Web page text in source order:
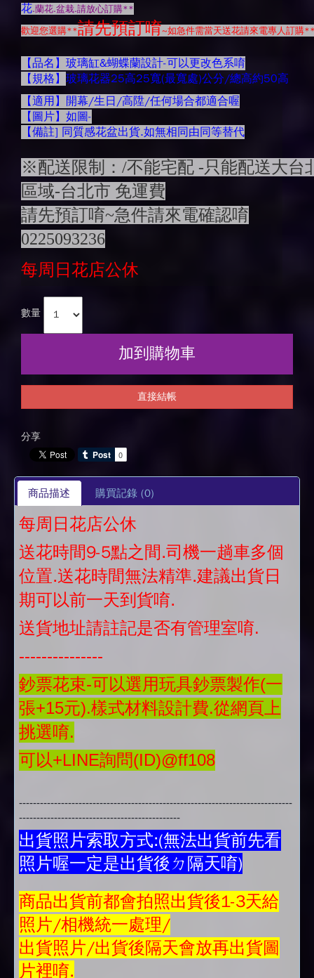
花.蘭花.盆栽.請放心訂購**
歡迎您選購**請先預訂唷~如急件需當天送花請來電專人訂購
【品名】玻璃缸&蝴蝶蘭設計-可以更改色系唷
【規格】 玻璃花器25高25寬(最寬處)公分/總高約50高
【適用】開幕/生日/高陞/任何場合都適合喔
【圖片】如圖-
【備註] 同質感花盆出貨.如無相同由同等替代
※配送限制：/不能宅配 -只能配送大台
區域-台北市 免運費
請先預訂唷~急件請來電確認唷
0225093236
每周日花店公休
數量
加到購物車
直接結帳
分享
商品描述 購買記錄(0)
每周日花店公休
送花時間9-5點之間.司機一趟車多個
位置.送花時間無法精準.建議出貨日
期可以前一天到貨唷.
送貨地址請註記是否有管理室唷.
---------------
鈔票花束-可以選用玩具鈔票製作(一
張+15元).樣式材料設計費.從網頁上
挑選唷.
可以+LINE詢問(ID)@ff108
------------------------------------------------------------------------------
----------------------------------------------
出貨照片索取方式:(無法出貨前先看
照片喔一定是出貨後ㄉ隔天唷)
商品出貨前都會拍照出貨後1-3天給
照片/相機統一處理/
出貨照片/出貨後隔天會放再出貨圖
片裡唷.